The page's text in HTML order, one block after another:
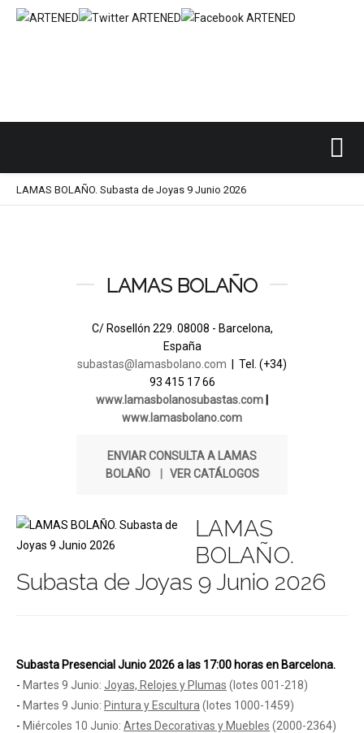
LAMAS BOLAÑO. Subasta de Joyas 9 Junio 2026
LAMAS BOLAÑO
C/ Rosellón 229. 08008 - Barcelona,
España
subastas@lamasbolano.com | Tel. (+34)
93 415 17 66
www.lamasbolanosubastas.com
www.lamasbolano.com
ENVIAR CONSULTA A LAMAS
BOLAÑO| VER CATÁLOGOS
LAMAS
BOLAÑO.
Subasta de Joyas 9 Junio 2026
Subasta Presencial Junio 2026 a las 17:00 horas en Barcelona.
- Martes 9 Junio: Joyas, Relojes y Plumas (lotes 001-218)
- Martes 9 Junio: Pintura y Escultura (lotes 1000-1459)
- Miércoles 10 Junio: Artes Decorativas y Muebles (2000-2364)